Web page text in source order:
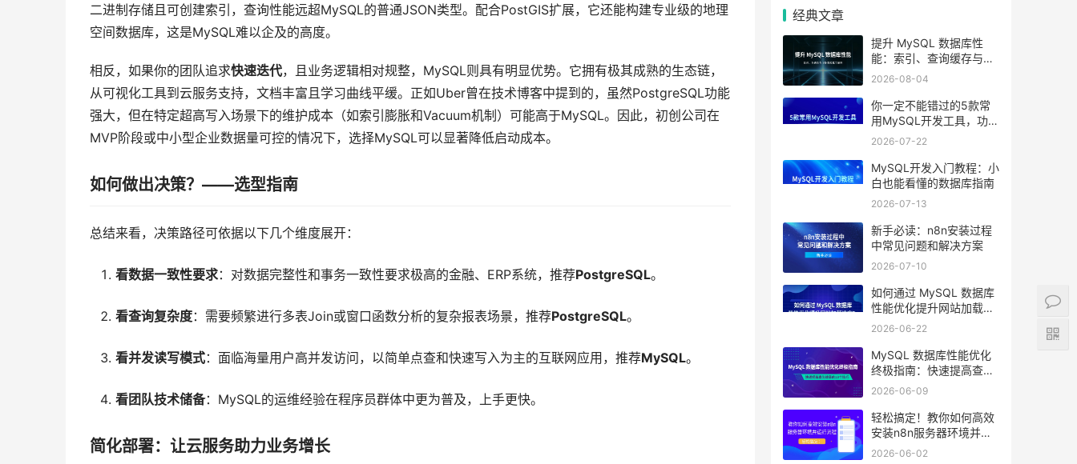
二进制存储且可创建索引，查询性能远超MySQL的普通JSON类型。配合PostGIS扩展，它还能构建专业级的地理
空间数据库，这是MySQL难以企及的高度。
相反，如果你的团队追求快速迭代，且业务逻辑相对规整，MySQL则具有明显优势。它拥有极其成熟的生态链，
从可视化工具到云服务支持，文档丰富且学习曲线平缓。正如Uber曾在技术博客中提到的，虽然PostgreSQL功能
强大，但在特定超高写入场景下的维护成本（如索引膨胀和Vacuum机制）可能高于MySQL。因此，初创公司在
MVP阶段或中小型企业数据量可控的情况下，选择MySQL可以显著降低启动成本。
如何做出决策？——选型指南
总结来看，决策路径可依据以下几个维度展开：
看数据一致性要求：对数据完整性和事务一致性要求极高的金融、ERP系统，推荐PostgreSQL。
看查询复杂度：需要频繁进行多表Join或窗口函数分析的复杂报表场景，推荐PostgreSQL。
看并发读写模式：面临海量用户高并发访问，以简单点查和快速写入为主的互联网应用，推荐MySQL。
看团队技术储备：MySQL的运维经验在程序员群体中更为普及，上手更快。
简化部署：让云服务助力业务增长
经典文章
提升 MySQL 数据库性
能：索引、查询缓存与参
数优化全解析
2026-08-04
你一定不能错过的5款常
用MySQL开发工具，功能
强大又好用
2026-07-22
MySQL开发入门教程：小
白也能看懂的数据库指南
2026-07-13
新手必读：n8n安装过程
中常见问题和解决方案
2026-07-10
如何通过 MySQL 数据库
性能优化提升网站加载速
度？
2026-06-22
MySQL 数据库性能优化
终极指南：快速提高查询
效率的10个技巧
2026-06-09
轻松搞定！教你如何高效
安装n8n服务器环境并运
行流程
2026-06-02